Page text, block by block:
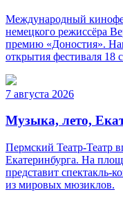
Международный
немецкого режиссёра
премию «Доностия».
открытия фестиваля 18
7 августа 2026
Музыка, лето,
Пермский Театр-Театр
Екатеринбурга. На
представит спектакль-
из мировых мюзиклов.